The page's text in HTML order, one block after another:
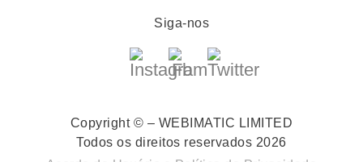
Siga-nos
Copyright © – WEBIMATIC LIMITED
Todos os direitos reservados 2026